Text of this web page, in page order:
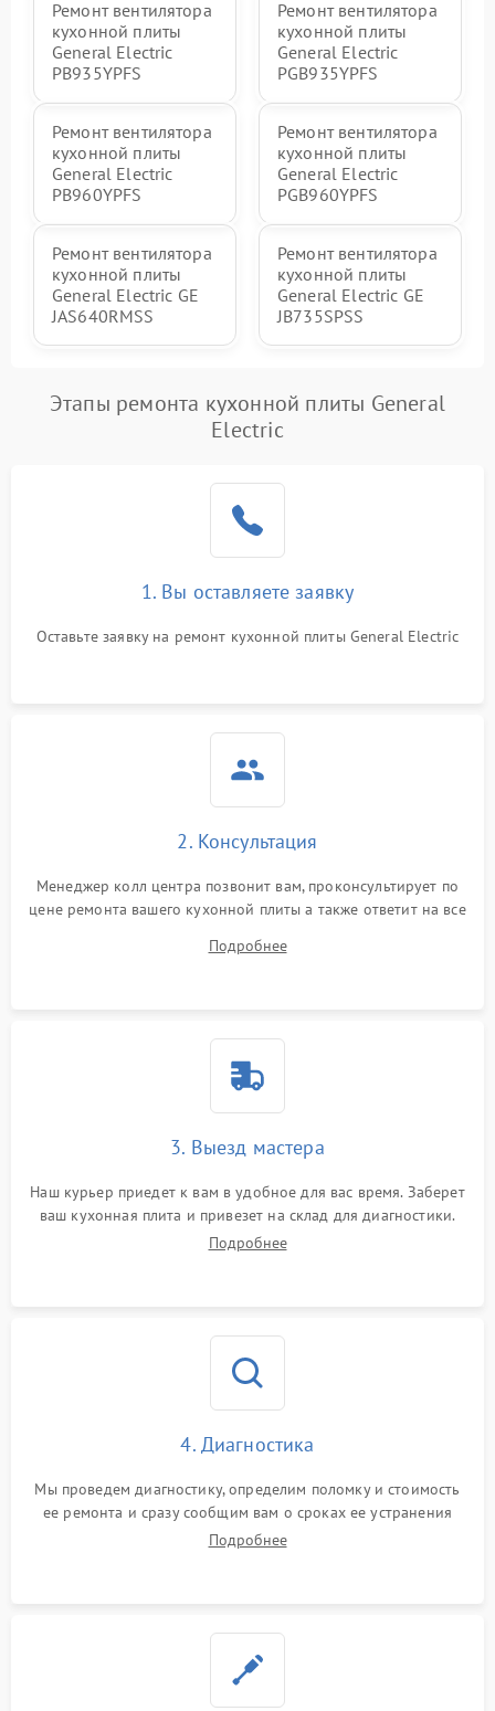
Ремонт вентилятора
кухонной плиты
General Electric
PB935YPFS
Ремонт вентилятора
кухонной плиты
General Electric
PGB935YPFS
Ремонт вентилятора
кухонной плиты
General Electric
PB960YPFS
Ремонт вентилятора
кухонной плиты
General Electric
PGB960YPFS
Ремонт вентилятора
кухонной плиты
General Electric GE
JAS640RMSS
Ремонт вентилятора
кухонной плиты
General Electric GE
JB735SPSS
Этапы ремонта кухонной плиты General
Electric
1. Вы оставляете заявку
Оставьте заявку на ремонт кухонной плиты General Electric
2. Консультация
Менеджер колл центра позвонит вам, проконсультирует по
цене ремонта вашего кухонной плиты а также ответит на все
Подробнее
3. Выезд мастера
Наш курьер приедет к вам в удобное для вас время. Заберет
ваш кухонная плита и привезет на склад для диагностики.
Подробнее
4. Диагностика
Мы проведем диагностику, определим поломку и стоимость
ее ремонта и сразу сообщим вам о сроках ее устранения
Подробнее